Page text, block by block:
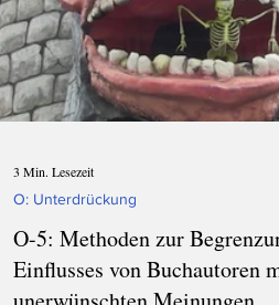
O-5: Methoden zur
Einflusses von Buchautoren
O: Unterdrückung
3 Min. Lesezeit